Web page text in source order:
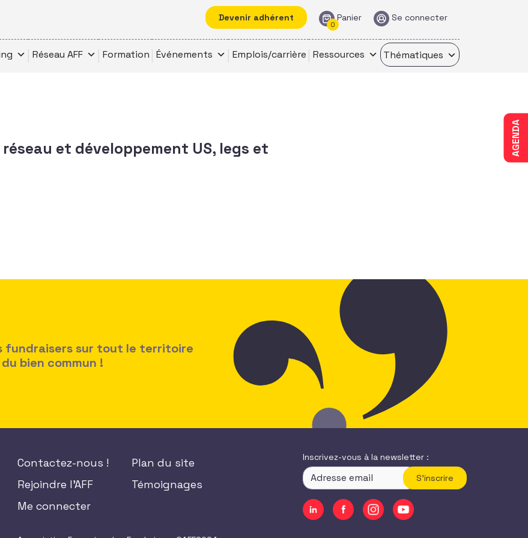
Devenir adhérent Panier
0
Se connecter
Réseau AFF Formation Événements Emplois/carrière Ressources Thématiques
AGENDA
et développement US, legs et
fundraisers sur tout le territoire
bien commun !
Contactez-nous !
Rejoindre l'AFF
Me connecter
Plan du site
Témoignages
Inscrivez-vous à la newsletter :
S'inscrire